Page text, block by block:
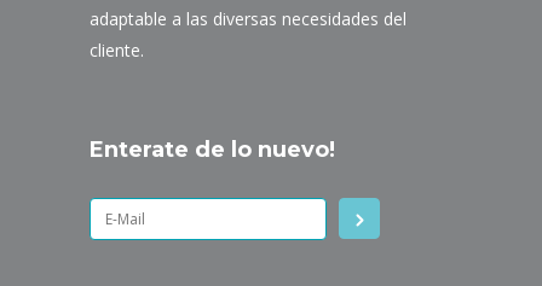
adaptable a las diversas necesidades del
cliente.
Enterate de lo nuevo!